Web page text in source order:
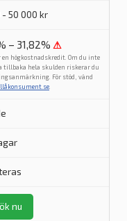
- 50 000 kr
– 31,82% ⚠
en högkostnadskredit. Om du inte
tillbaka hela skulden riskerar du
För stöd, vänd
nu